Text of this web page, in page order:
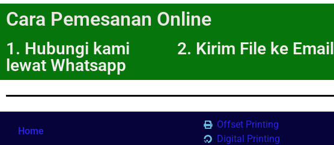
Cara Pemesanan Online
1. Hubungi kami
lewat Whatsapp
2. Kirim File ke Email
Home
Offset Printing
Digital Printing